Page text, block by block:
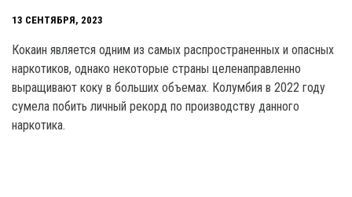
13 СЕНТЯБРЯ, 2023
Кокаин является одним из самых распространенных и опасных
наркотиков, однако некоторые страны целенаправленно
выращивают коку в больших объемах. Колумбия в 2022 году
сумела побить личный рекорд по производству данного
наркотика.